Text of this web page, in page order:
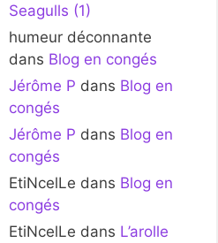
Seagulls (1)
humeur déconnante
dans Blog en congés
Jérôme P dans Blog en
congés
Jérôme P dans Blog en
congés
EtiNcelLe dans Blog en
congés
EtiNcelLe dans L’arolle